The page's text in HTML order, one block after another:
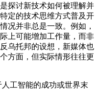
探讨新技术如何被理解并
定的技术思维方式普及开
况并非总是一致。例如，
上可能增加工作量，而非
乌托邦的设想，新媒体也
方面，但实际情形往往更
人工智能的成功或世界末